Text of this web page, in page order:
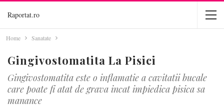
Raportat.ro
Home Sanatate
Gingivostomatita La Pisici
Gingivostomatita este o inflamatie a cavitatii bucale
care poate fi atat de grava incat impiedica pisica sa
manance